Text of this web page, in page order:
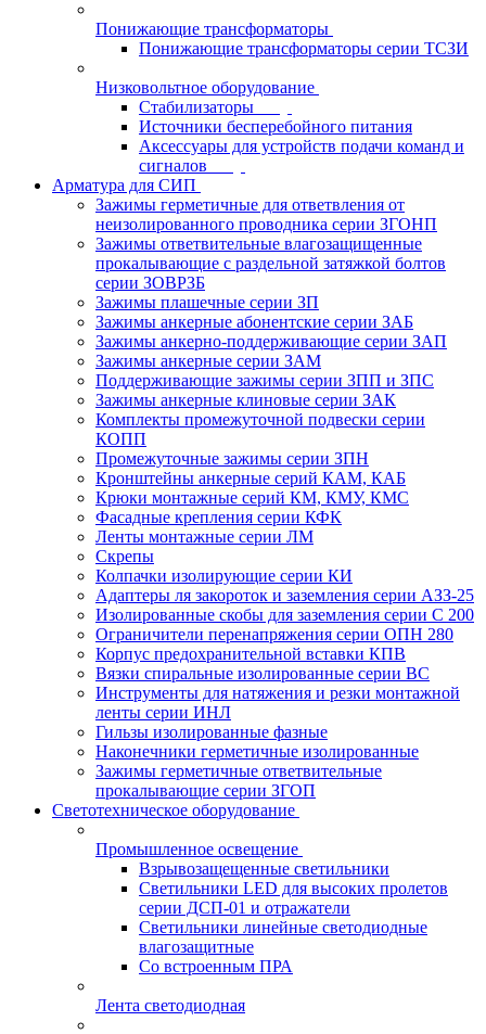
Понижающие трансформаторы
Понижающие трансформаторы серии ТСЗИ
Низковольтное оборудование
Стабилизаторы
Источники бесперебойного питания
Аксессуары для устройств подачи команд и
сигналов
Арматура для СИП
Зажимы герметичные для ответвления от
неизолированного проводника серии ЗГОНП
Зажимы ответвительные влагозащищенные
прокалывающие с раздельной затяжкой болтов
серии ЗОВРЗБ
Зажимы плашечные серии ЗП
Зажимы анкерные абонентские серии ЗАБ
Зажимы анкерно-поддерживающие серии ЗАП
Зажимы анкерные серии ЗАМ
Поддерживающие зажимы серии ЗПП и ЗПС
Зажимы анкерные клиновые серии ЗАК
Комплекты промежуточной подвески серии
КОПП
Промежуточные зажимы серии ЗПН
Кронштейны анкерные серий КАМ, КАБ
Крюки монтажные серий КМ, КМУ, КМС
Фасадные крепления серии КФК
Ленты монтажные серии ЛМ
Скрепы
Колпачки изолирующие серии КИ
Адаптеры ля закороток и заземления серии АЗЗ-25
Изолированные скобы для заземления серии С 200
Ограничители перенапряжения серии ОПН 280
Корпус предохранительной вставки КПВ
Вязки спиральные изолированные серии ВС
Инструменты для натяжения и резки монтажной
ленты серии ИНЛ
Гильзы изолированные фазные
Наконечники герметичные изолированные
Зажимы герметичные ответвительные
прокалывающие серии ЗГОП
Светотехническое оборудование
Промышленное освещение
Взрывозащещенные светильники
Светильники LED для высоких пролетов
серии ДСП-01 и отражатели
Светильники линейные светодиодные
влагозащитные
Со встроенным ПРА
Лента светодиодная